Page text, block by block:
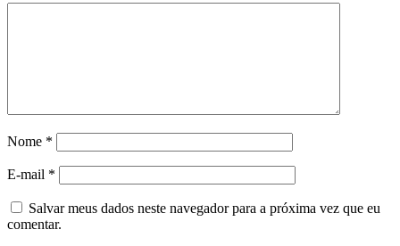
Nome *
E-mail *
Salvar meus dados neste navegador para a próxima vez que eu
comentar.